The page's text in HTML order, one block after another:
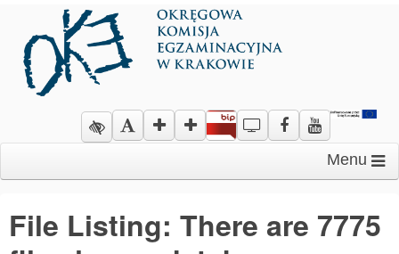
Menu
File Listing: There are 7775